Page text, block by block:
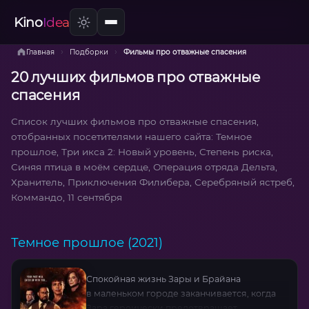
KinoIdea
Главная › Подборки › Фильмы про отважные спасения
20 лучших фильмов про отважные
спасения
Список лучших фильмов про отважные спасения,
отобранных посетителями нашего сайта: Темное
прошлое, Три икса 2: Новый уровень, Степень риска,
Синяя птица в моём сердце, Операция отряда Дельта,
Хранитель, Приключения Филибера, Серебряный ястреб,
Коммандо, 11 сентября
Темное прошлое (2021)
Спокойная жизнь Зары и Брайана
в маленьком городе заканчивается, когда